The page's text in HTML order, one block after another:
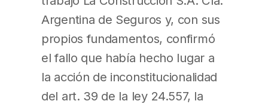
Argentina de Seguros y, con sus
propios fundamentos, confirmó
el fallo que había hecho lugar a
la acción de inconstitucionalidad
del art. 39 de la ley 24.557, la